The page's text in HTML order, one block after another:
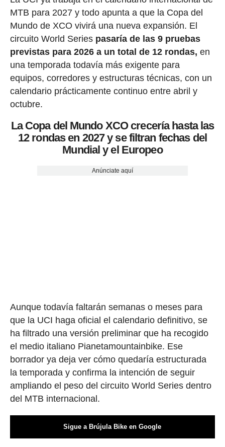
MTB para 2027 y todo apunta a que la Copa del
Mundo de XCO vivirá una nueva expansión. El
circuito World Series pasaría de las 9 pruebas
previstas para 2026 a un total de 12 rondas, en
una temporada todavía más exigente para
equipos, corredores y estructuras técnicas, con un
calendario prácticamente continuo entre abril y
octubre.
La Copa del Mundo XCO crecería hasta las
12 rondas en 2027 y se filtran fechas del
Mundial y el Europeo
Anúnciate aquí
Aunque todavía faltarán semanas o meses para
que la UCI haga oficial el calendario definitivo, se
ha filtrado una versión preliminar que ha recogido
el medio italiano Pianetamountainbike. Ese
borrador ya deja ver cómo quedaría estructurada
la temporada y confirma la intención de seguir
ampliando el peso del circuito World Series dentro
del MTB internacional.
Sigue a Brújula Bike en Google